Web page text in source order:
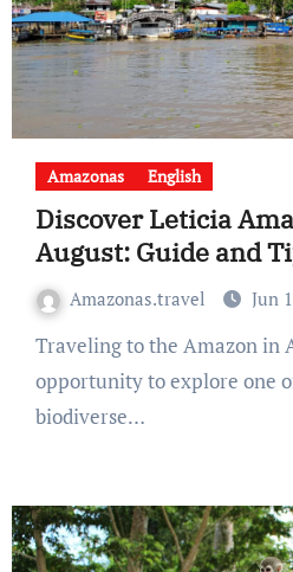
Amazonas English
Discover Leticia
August: Guide and
Amazonas.travel Jun
Traveling to the Amazon in August offers a unique
opportunity to explore one
biodiverse…